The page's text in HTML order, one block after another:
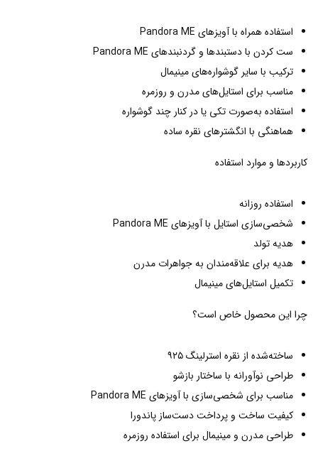
استفاده همراه با آویزهای Pandora ME
ست کردن با دستبندها و گردنبندهای Pandora ME
ترکیب با سایر گوشواره‌های مینیمال
مناسب برای استایل‌های مدرن و روزمره
استفاده به‌صورت تکی یا در کنار چند گوشواره
هماهنگی با انگشترهای نقره ساده
کاربردها و موارد استفاده
استفاده روزانه
شخصی‌سازی استایل با آویزهای Pandora ME
هدیه تولد
هدیه برای علاقه‌مندان به جواهرات مدرن
تکمیل استایل‌های مینیمال
چرا این محصول خاص است؟
ساخته‌شده از نقره استرلینگ ۹۲۵
طراحی نوآورانه با ساختار بازشو
مناسب برای شخصی‌سازی با آویزهای Pandora ME
کیفیت ساخت و پرداخت دست‌ساز پاندورا
طراحی مدرن و مینیمال برای استفاده روزمره